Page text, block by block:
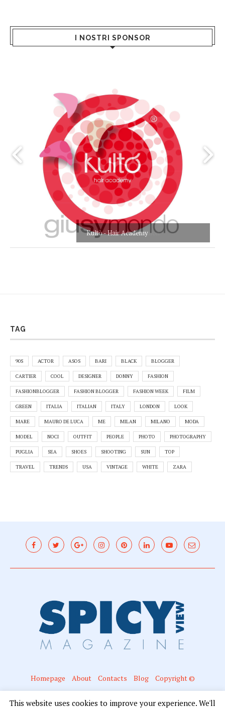
I NOSTRI SPONSOR
Kultò - Hair Academy
TAG
90S ACTOR ASOS BARI BLACK BLOGGER
CARTIER COOL DESIGNER DONNY FASHION
FASHIONBLOGGER FASHION BLOGGER FASHION WEEK FILM
GREEN ITALIA ITALIAN ITALY LONDON LOOK
MARE MAURO DE LUCA ME MILAN MILANO MODA
MODEL NOCI OUTFIT PEOPLE PHOTO PHOTOGRAPHY
PUGLIA SEA SHOES SHOOTING SUN TOP
TRAVEL TRENDS USA VINTAGE WHITE ZARA
Homepage About Contacts Blog Copyright ©
Campanella
This website uses cookies to improve your experience. We'll